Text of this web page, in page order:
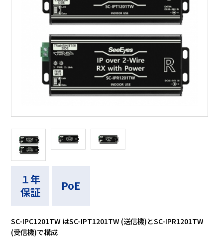
１年
保証
PoE
SC-IPC1201TW はSC-IPT1201TW (送信機)とSC-IPR1201TW
(受信機)で構成